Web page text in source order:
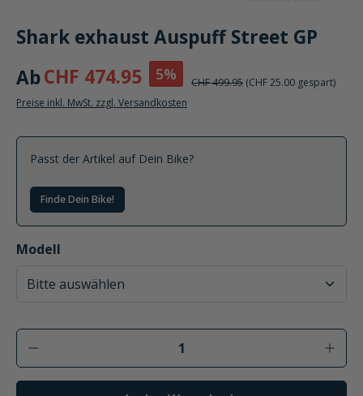
Shark exhaust Auspuff Street GP
AbCHF 474.95 5% CHF 499.95 (CHF 25.00 gespart)
Preise inkl. MwSt. zzgl. Versandkosten
Passt der Artikel auf Dein Bike?
Finde Dein Bike!
Modell
auswählen
Produkt Anzahl: Gib den gewünschten